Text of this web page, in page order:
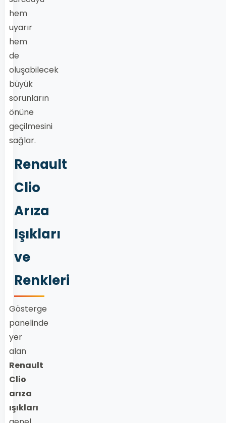
hem
uyarır
hem
de
oluşabilecek
büyük
sorunların
önüne
geçilmesini
sağlar.
Renault
Clio
Arıza
Işıkları
ve
Renkleri
Gösterge
panelinde
yer
alan
Renault
Clio
arıza
ışıkları